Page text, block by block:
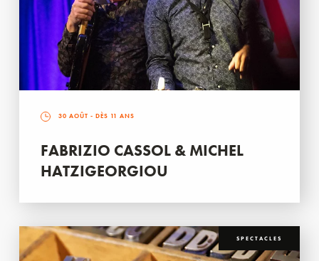
30 AOÛT - DÈS 11 ANS
FABRIZIO CASSOL & MICHEL
HATZIGEORGIOU
SPECTACLES